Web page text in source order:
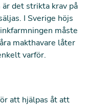
det strikta krav på
I Sverige höjs
måste
makthavare låter
varför.
att hjälpas åt att